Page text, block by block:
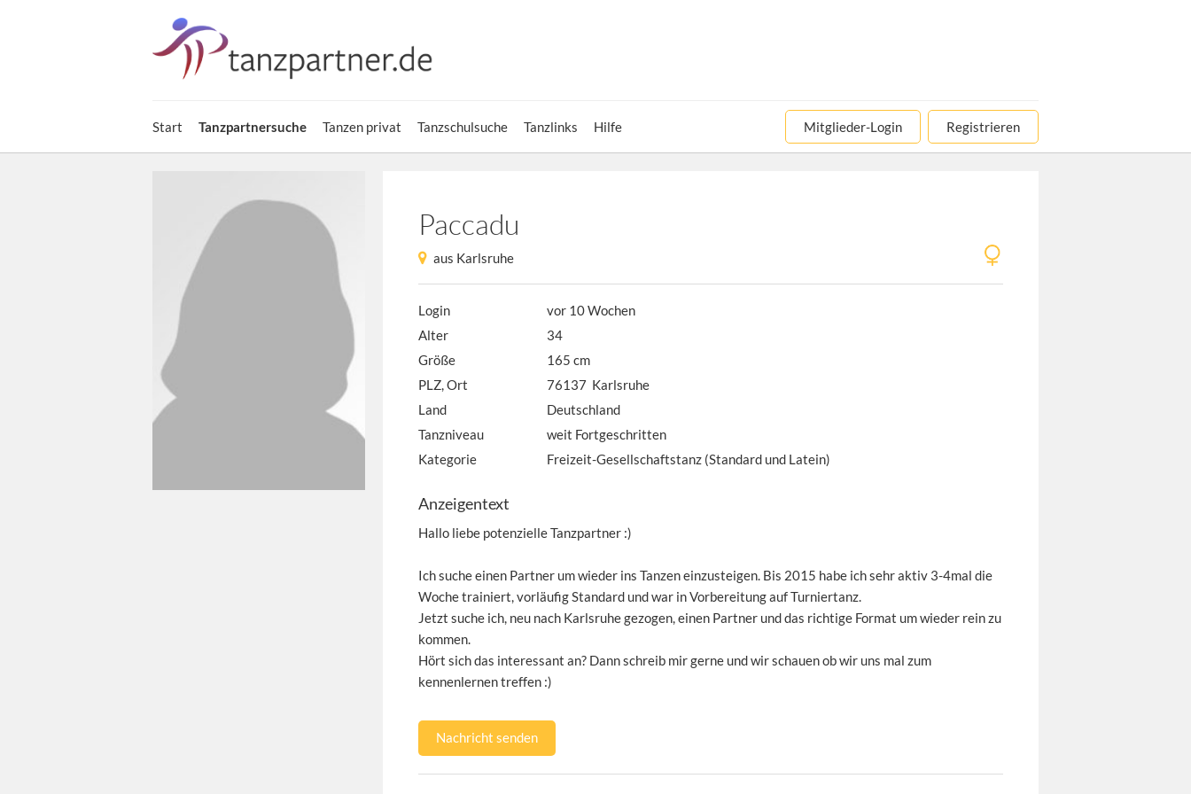
Start Tanzpartnersuche Tanzen privat Tanzschulsuche Tanzlinks Hilfe Mitglieder-Login Registrieren
Paccadu
aus Karlsruhe
Login
vor 10 Wochen
Alter
34
Größe
165 cm
PLZ, Ort
76137 Karlsruhe
Land
Deutschland
Tanzniveau
weit Fortgeschritten
Kategorie
Freizeit-Gesellschaftstanz (Standard und Latein)
Anzeigentext
Hallo liebe potenzielle Tanzpartner :)
Ich suche einen Partner um wieder ins Tanzen einzusteigen. Bis 2015 habe ich sehr aktiv 3-4mal die
Woche trainiert, vorläufig Standard und war in Vorbereitung auf Turniertanz.
Jetzt suche ich, neu nach Karlsruhe gezogen, einen Partner und das richtige Format um wieder rein zu
kommen.
Hört sich das interessant an? Dann schreib mir gerne und wir schauen ob wir uns mal zum
kennenlernen treffen :)
Nachricht senden